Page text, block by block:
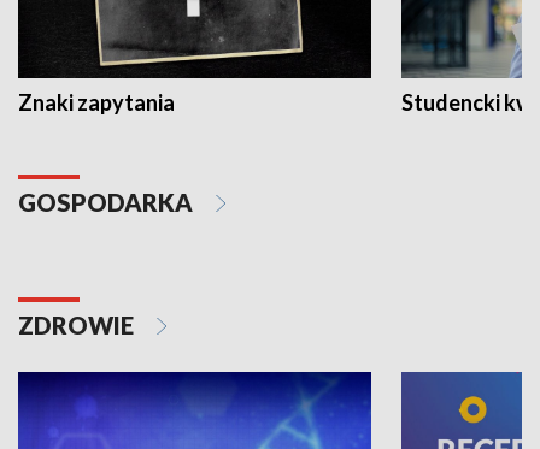
Znaki zapytania Studencki
GOSPODARKA
ZDROWIE